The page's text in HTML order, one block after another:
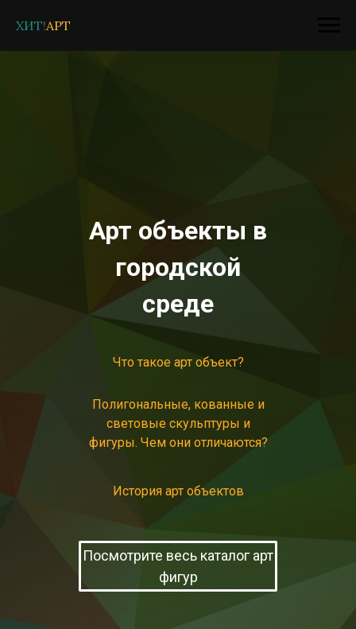
ХИТ!АРТ
Арт объекты в
городской
среде
Что такое арт объект?
Посмотрите весь каталог арт
фигур
Полигональные, кованные и
световые скульптуры и
фигуры. Чем они отличаются?
История арт объектов